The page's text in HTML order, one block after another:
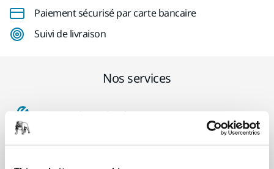
Paiement sécurisé par carte bancaire
Suivi de livraison
Nos services
SAV Mirka exclusif